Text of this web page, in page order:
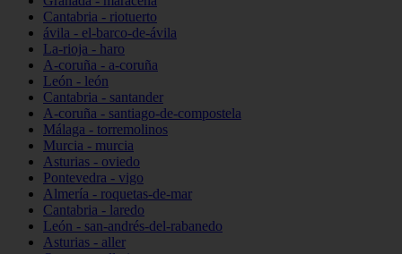
Cantabria - riotuerto
ávila - el-barco-de-ávila
La-rioja - haro
A-coruña - a-coruña
León - león
Cantabria - santander
A-coruña - santiago-de-compostela
Málaga - torremolinos
Murcia - murcia
Asturias - oviedo
Pontevedra - vigo
Almería - roquetas-de-mar
Cantabria - laredo
León - san-andrés-del-rabanedo
Asturias - aller